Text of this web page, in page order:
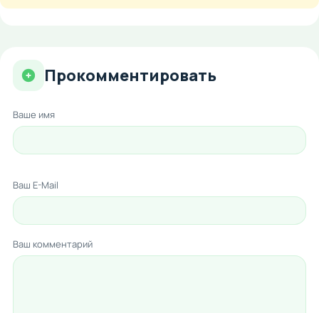
Прокомментировать
Ваше имя
Ваш E-Mail
Ваш комментарий